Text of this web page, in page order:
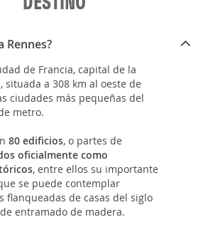
Rennes?
de Francia, capital de la
situada a 308 km al oeste de
ciudades más pequeñas del
metro.
80 edificios, o partes de
oficialmente como
, entre ellos su importante
se puede contemplar
flanqueadas de casas del siglo
entramado de madera.